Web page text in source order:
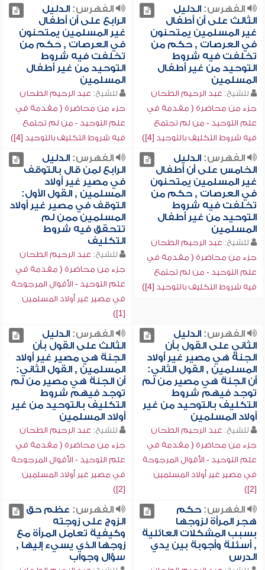
الفهرس:الدليل
الثالث على أن أطفال
غير المسلمين يمتحنون
في العرصات , حكم من
تخلفت فيه شروط
التوحيد من غير أطفال
المسلمين
للشيخ: عبد الرحيم الطحان
جزء من محاضرة ( مقدمة في
علم التوحيد - من لم تجتمع
فيه شروط التكليف بالتوحيد [4])
الفهرس:الدليل
الرابع على أن أطفال
غير المسلمين يمتحنون
في العرصات , حكم من
تخلفت فيه شروط
التوحيد من غير أطفال
المسلمين
للشيخ: عبد الرحيم الطحان
جزء من محاضرة ( مقدمة في
علم التوحيد - من لم تجتمع
فيه شروط التكليف بالتوحيد [4])
الفهرس:الدليل
الخامس على أن أطفال
غير المسلمين يمتحنون
في العرصات , حكم من
تخلفت فيه شروط
التوحيد من غير أطفال
المسلمين
للشيخ: عبد الرحيم الطحان
جزء من محاضرة ( مقدمة في
علم التوحيد - من لم تجتمع
فيه شروط التكليف بالتوحيد [4])
الفهرس:الدليل
الرابع لمن قال بالتوقف
في مصير غير أولاد
المسلمين , القول الأول:
التوقف في مصير غير أولاد
المسلمين ممن لم
تتحقق فيه شروط
التكليف
للشيخ: عبد الرحيم الطحان
جزء من محاضرة ( مقدمة في
علم التوحيد - الأقوال المرجوحة
في مصير غير أولاد المسلمين
[1])
الفهرس:الدليل
الثاني على القول بأن
الجنة هي مصير غير أولاد
المسلمين , القول الثاني:
أن الجنة هي مصير من لم
توجد فيهم شروط
التكليف بالتوحيد من غير
أولاد المسلمين
للشيخ: عبد الرحيم الطحان
جزء من محاضرة ( مقدمة في
علم التوحيد - الأقوال المرجوحة
في مصير غير أولاد المسلمين
[2])
الفهرس:الدليل
الثالث على القول بأن
الجنة هي مصير غير أولاد
المسلمين , القول الثاني:
أن الجنة هي مصير من لم
توجد فيهم شروط
التكليف بالتوحيد من غير
أولاد المسلمين
للشيخ: عبد الرحيم الطحان
جزء من محاضرة ( مقدمة في
علم التوحيد - الأقوال المرجوحة
في مصير غير أولاد المسلمين
[2])
الفهرس:حكم
هجر المرأة لزوجها
بسبب المشكلات العائلية
, أسئلة وأجوبة بين يدي
الدرس
الفهرس: عظم حق
الزوج على زوجته
وكيفية تعامل المرأة مع
زوجها الذي يسيء إليها ,
سؤال وجواب